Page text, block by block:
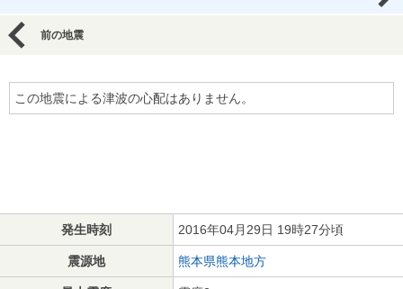
前の地震
この地震による津波の心配はありません。
発生時刻 2016年04月29日 19時27分頃
震源地 熊本県熊本地方